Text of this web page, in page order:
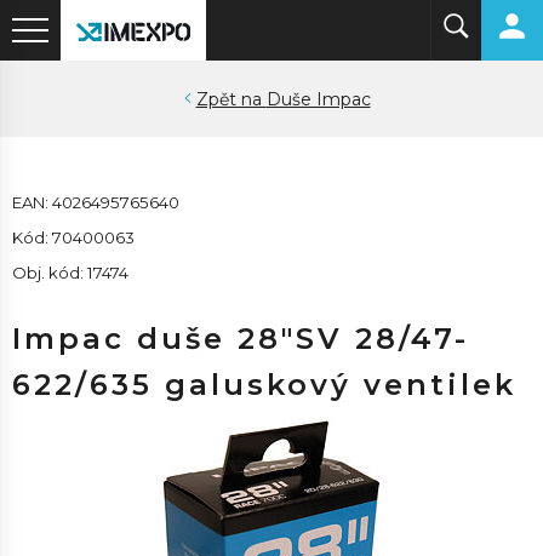
Duše Impac
EAN: 4026495765640
Kód: 70400063
Obj. kód: 17474
Impac duše 28"SV 28/47-
622/635 galuskový ventilek